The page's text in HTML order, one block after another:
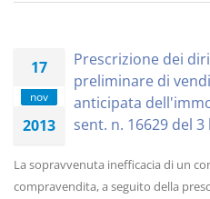
17
nov
2013
Prescrizione dei
preliminare di
anticipata
sent. n. 16629 del 3
La sopravvenuta inefficacia di un
compravendita, a seguito della